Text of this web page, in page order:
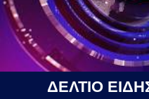
ΔΕΛΤΙΟ